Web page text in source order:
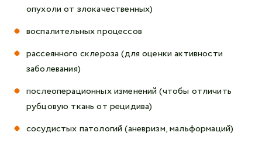
опухоли от злокачественных)
воспалительных процессов
рассеянного склероза (для оценки активности
заболевания)
послеоперационных изменений (чтобы отличить
рубцовую ткань от рецидива)
сосудистых патологий (аневризм, мальформаций)